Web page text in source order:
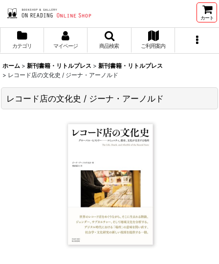
カート
カテゴリ マイページ 商品検索 ご利用案内
ホーム > 新刊書籍・リトルプレス > 新刊書籍・リトルプレス
> レコード店の文化史 / ジーナ・アーノルド
レコード店の文化史 / ジーナ・アーノルド